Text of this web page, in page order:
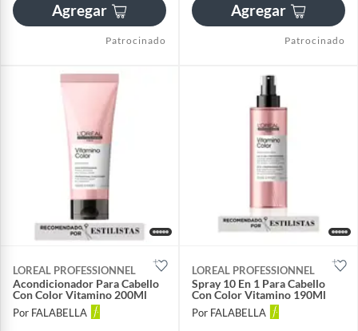
Agregar
Patrocinado
Agregar
Patrocinado
LOREAL PROFESSIONNEL
Acondicionador Para Cabello
Con Color Vitamino 200Ml
Por FALABELLA
LOREAL PROFESSIONNEL
Spray 10 En 1 Para Cabello
Con Color Vitamino 190Ml
Por FALABELLA